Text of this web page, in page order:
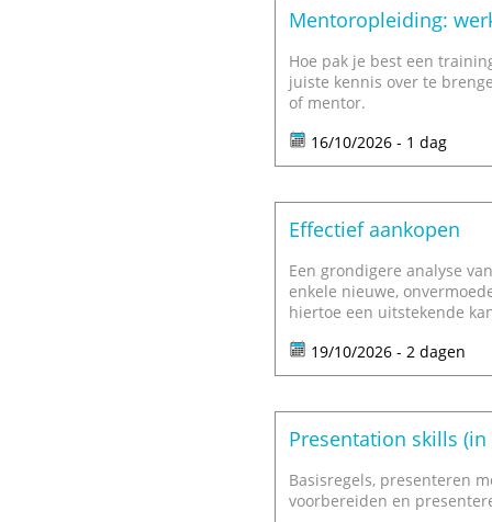
Mentoropleiding:
Hoe pak je best een
juiste kennis over te
of mentor.
16/10/2026 - 1 dag
Effectief aankopen
Een grondigere analyse
enkele nieuwe,
hiertoe een uitstekende
19/10/2026 - 2 dagen
Presentation skills
Basisregels, presenteren
voorbereiden en